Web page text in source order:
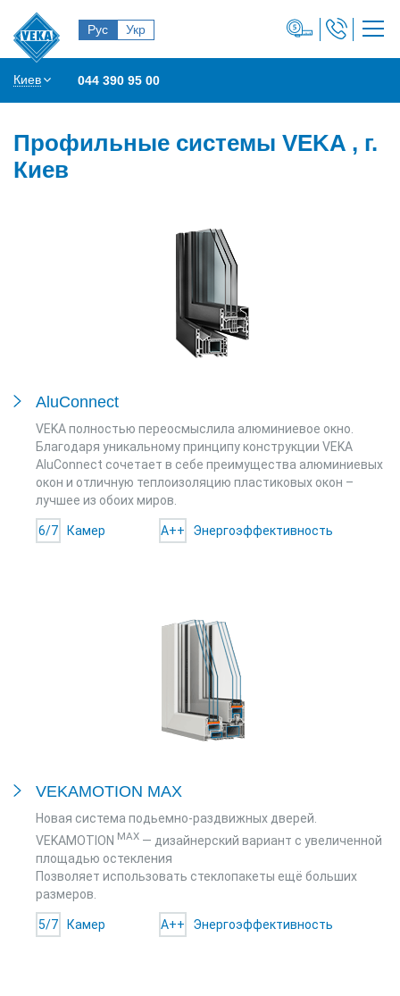
Рус Укр
Киев 044 390 95 00
Профильные системы VEKA , г.
Киев
AluConnect
VEKA полностью переосмыслила алюминиевое окно.
Благодаря уникальному принципу конструкции VEKA
AluConnect сочетает в себе преимущества алюминиевых
окон и отличную теплоизоляцию пластиковых окон –
лучшее из обоих миров.
6/7 Камер A++ Энергоэффективность
VEKAMOTION MAX
Новая система подьемно-раздвижных дверей.
VEKAMOTION MAX — дизайнерский вариант с увеличенной
площадью остекления
Позволяет использовать стеклопакеты ещё больших
размеров.
5/7 Камер A++ Энергоэффективность